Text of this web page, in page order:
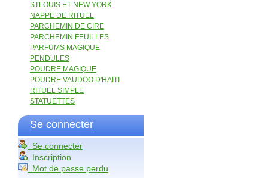
STLOUIS ET NEW YORK
NAPPE DE RITUEL
PARCHEMIN DE CIRE
PARCHEMIN FEUILLES
PARFUMS MAGIQUE
PENDULES
POUDRE MAGIQUE
POUDRE VAUDOO D'HAITI
RITUEL SIMPLE
STATUETTES
Se connecter
Se connecter
Inscription
Mot de passe perdu